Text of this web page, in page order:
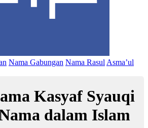
Nama Gabungan Nama Rasul Asma’ul
Kasyaf Syauqi
dalam Islam